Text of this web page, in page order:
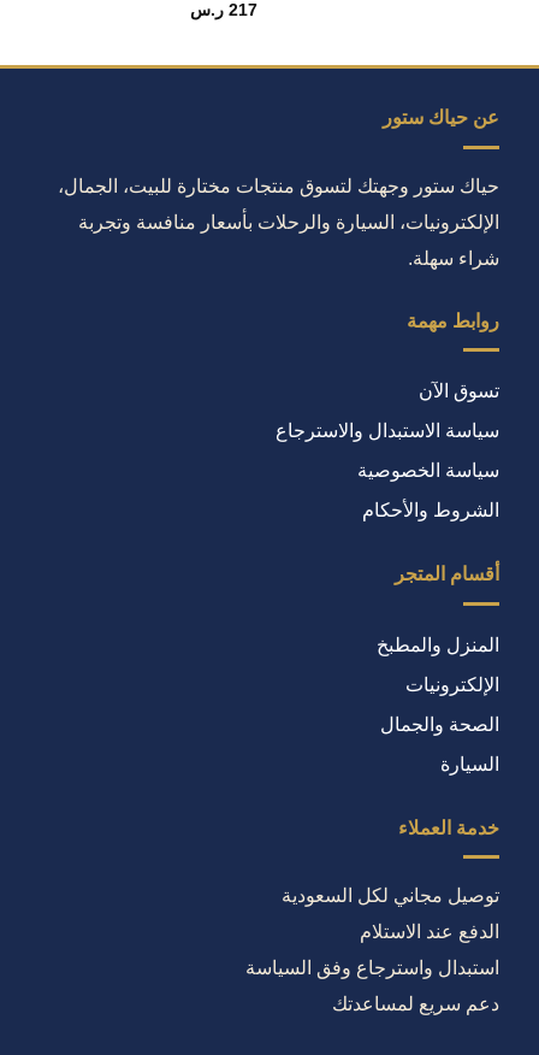
217 ر.س
عن حياك ستور
حياك ستور وجهتك لتسوق منتجات مختارة للبيت، الجمال،
الإلكترونيات، السيارة والرحلات بأسعار منافسة وتجربة
شراء سهلة.
روابط مهمة
تسوق الآن
سياسة الاستبدال والاسترجاع
سياسة الخصوصية
الشروط والأحكام
أقسام المتجر
المنزل والمطبخ
الإلكترونيات
الصحة والجمال
السيارة
خدمة العملاء
توصيل مجاني لكل السعودية
الدفع عند الاستلام
استبدال واسترجاع وفق السياسة
دعم سريع لمساعدتك